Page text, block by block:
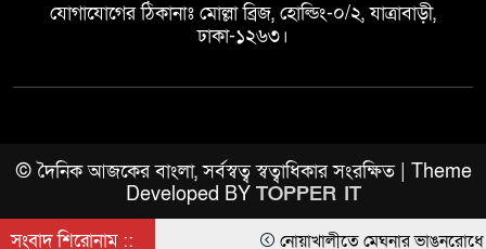
যোগাযোগের ঠিকানাঃ মোল্লা ব্রিজ, হোল্ডিং-০/২, যাত্রাবাড়ী,
ঢাকা-১২৬৩।
© দৈনিক আজকের বাংলা, সর্বস্বত্ব স্বত্বাধিকার সংরক্ষিত | Theme
Developed BY TOPPER IT
সংবাদ শিরোনাম ::
নোয়াখালীতে মেঘনার ভাঙনরোধে